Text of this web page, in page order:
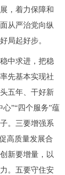
，着力保障和
从严治党向纵
局起好步。
中求进，把稳
先基本实现社
五年、干好新
”“四个服务”蕴
。三要增强系
高质量发展合
新要增量，以
。五要守住安